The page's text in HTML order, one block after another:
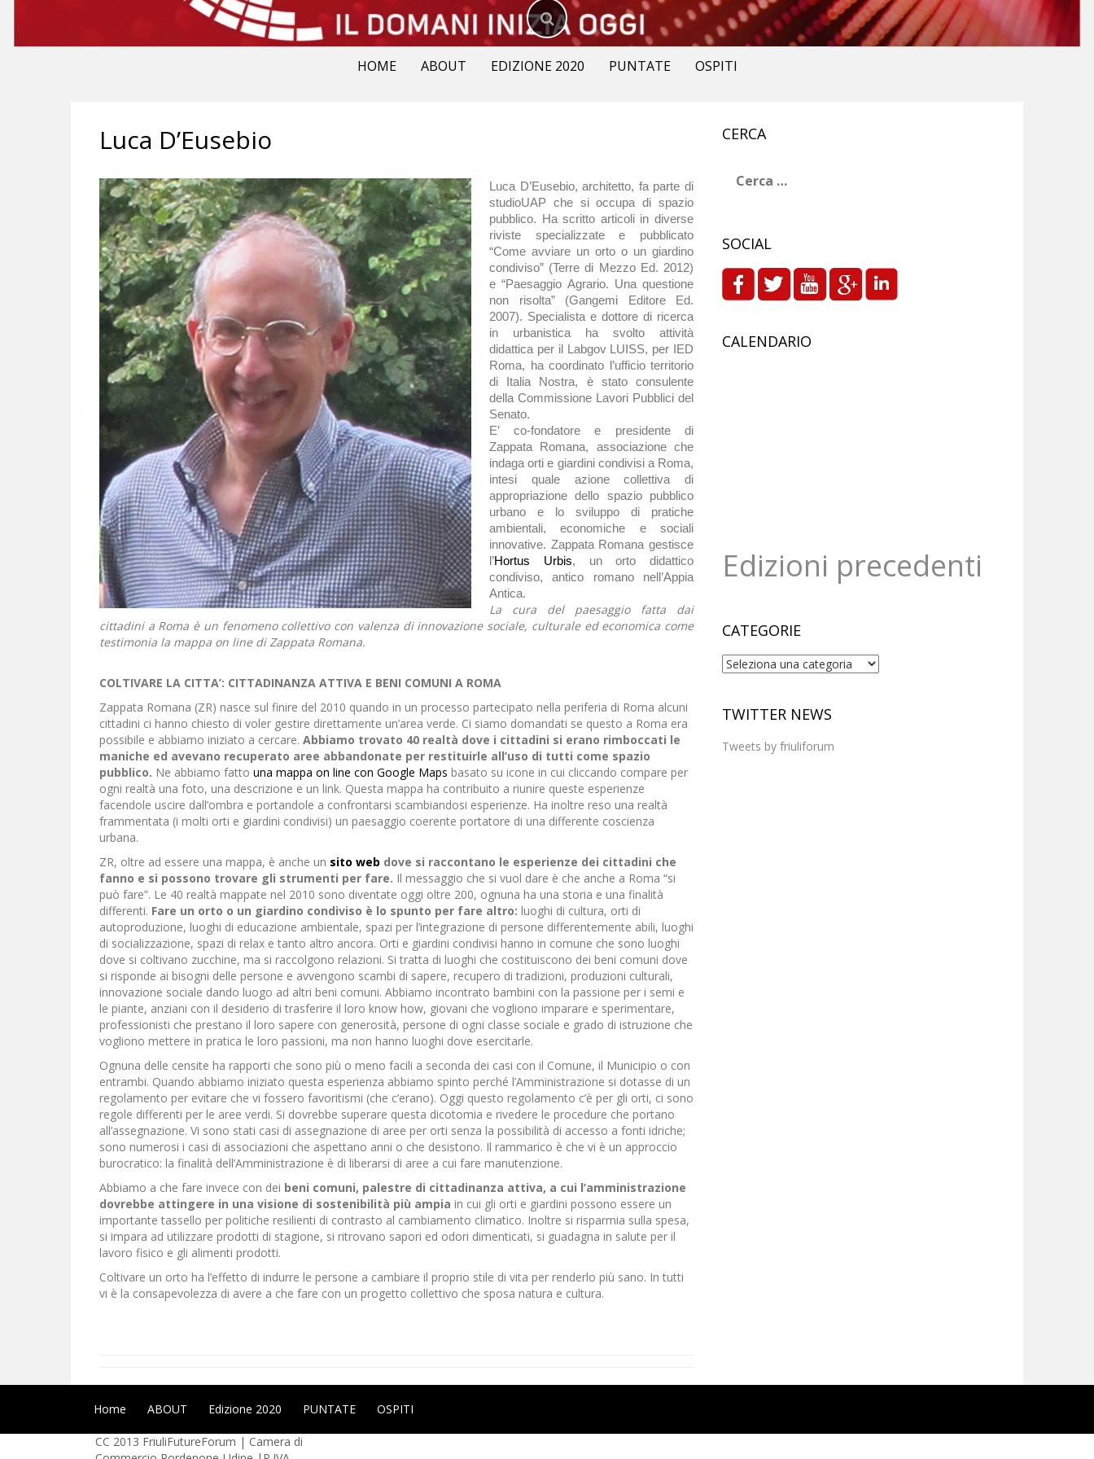
HOME ABOUT EDIZIONE 2020 PUNTATE OSPITI
Luca D’Eusebio
Luca D’Eusebio, architetto, fa parte di
studioUAP che si occupa di spazio
pubblico. Ha scritto articoli in diverse
riviste specializzate e pubblicato
“Come avviare un orto o un giardino
condiviso” (Terre di Mezzo Ed. 2012)
e “Paesaggio Agrario. Una questione
non risolta” (Gangemi Editore Ed.
2007). Specialista e dottore di ricerca
in urbanistica ha svolto attività
didattica per il Labgov LUISS, per IED
Roma, ha coordinato l’ufficio territorio
di Italia Nostra, è stato consulente
della Commissione Lavori Pubblici del
Senato.
E’ co-fondatore e presidente di
Zappata Romana, associazione che
indaga orti e giardini condivisi a Roma,
intesi quale azione collettiva di
appropriazione dello spazio pubblico
urbano e lo sviluppo di pratiche
ambientali, economiche e sociali
innovative. Zappata Romana gestisce
l’Hortus Urbis, un orto didattico
condiviso, antico romano nell’Appia
Antica.
La cura del paesaggio fatta dai
cittadini a Roma è un fenomeno collettivo con valenza di innovazione sociale, culturale ed economica come
testimonia la mappa on line di Zappata Romana.
COLTIVARE LA CITTA’: CITTADINANZA ATTIVA E BENI COMUNI A ROMA
Zappata Romana (ZR) nasce sul finire del 2010 quando in un processo partecipato nella periferia di Roma alcuni
cittadini ci hanno chiesto di voler gestire direttamente un’area verde. Ci siamo domandati se questo a Roma era
possibile e abbiamo iniziato a cercare. Abbiamo trovato 40 realtà dove i cittadini si erano rimboccati le
maniche ed avevano recuperato aree abbandonate per restituirle all’uso di tutti come spazio
pubblico. Ne abbiamo fatto una mappa on line con Google Maps basato su icone in cui cliccando compare per
ogni realtà una foto, una descrizione e un link. Questa mappa ha contribuito a riunire queste esperienze
facendole uscire dall’ombra e portandole a confrontarsi scambiandosi esperienze. Ha inoltre reso una realtà
frammentata (i molti orti e giardini condivisi) un paesaggio coerente portatore di una differente coscienza
urbana.
ZR, oltre ad essere una mappa, è anche un sito web dove si raccontano le esperienze dei cittadini che
fanno e si possono trovare gli strumenti per fare. Il messaggio che si vuol dare è che anche a Roma “si
può fare”. Le 40 realtà mappate nel 2010 sono diventate oggi oltre 200, ognuna ha una storia e una finalità
differenti. Fare un orto o un giardino condiviso è lo spunto per fare altro: luoghi di cultura, orti di
autoproduzione, luoghi di educazione ambientale, spazi per l’integrazione di persone differentemente abili, luoghi
di socializzazione, spazi di relax e tanto altro ancora. Orti e giardini condivisi hanno in comune che sono luoghi
dove si coltivano zucchine, ma si raccolgono relazioni. Si tratta di luoghi che costituiscono dei beni comuni dove
si risponde ai bisogni delle persone e avvengono scambi di sapere, recupero di tradizioni, produzioni culturali,
innovazione sociale dando luogo ad altri beni comuni. Abbiamo incontrato bambini con la passione per i semi e
le piante, anziani con il desiderio di trasferire il loro know how, giovani che vogliono imparare e sperimentare,
professionisti che prestano il loro sapere con generosità, persone di ogni classe sociale e grado di istruzione che
vogliono mettere in pratica le loro passioni, ma non hanno luoghi dove esercitarle.
Ognuna delle censite ha rapporti che sono più o meno facili a seconda dei casi con il Comune, il Municipio o con
entrambi. Quando abbiamo iniziato questa esperienza abbiamo spinto perché l’Amministrazione si dotasse di un
regolamento per evitare che vi fossero favoritismi (che c’erano). Oggi questo regolamento c’è per gli orti, ci sono
regole differenti per le aree verdi. Si dovrebbe superare questa dicotomia e rivedere le procedure che portano
all’assegnazione. Vi sono stati casi di assegnazione di aree per orti senza la possibilità di accesso a fonti idriche;
sono numerosi i casi di associazioni che aspettano anni o che desistono. Il rammarico è che vi è un approccio
burocratico: la finalità dell’Amministrazione è di liberarsi di aree a cui fare manutenzione.
Abbiamo a che fare invece con dei beni comuni, palestre di cittadinanza attiva, a cui l’amministrazione
dovrebbe attingere in una visione di sostenibilità più ampia in cui gli orti e giardini possono essere un
importante tassello per politiche resilienti di contrasto al cambiamento climatico. Inoltre si risparmia sulla spesa,
si impara ad utilizzare prodotti di stagione, si ritrovano sapori ed odori dimenticati, si guadagna in salute per il
lavoro fisico e gli alimenti prodotti.
Coltivare un orto ha l’effetto di indurre le persone a cambiare il proprio stile di vita per renderlo più sano. In tutti
vi è la consapevolezza di avere a che fare con un progetto collettivo che sposa natura e cultura.
CERCA
per:
SOCIAL
CALENDARIO
Edizioni precedenti
CATEGORIE
Categorie
TWITTER NEWS
Tweets by friuliforum
Home ABOUT Edizione 2020 PUNTATE OSPITI
CC 2013 FriuliFutureForum | Camera di